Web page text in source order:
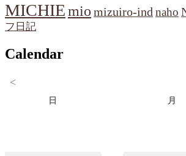
MICHIEmio mizuiro-ind naho
フ日記
Calendar
<
日 月